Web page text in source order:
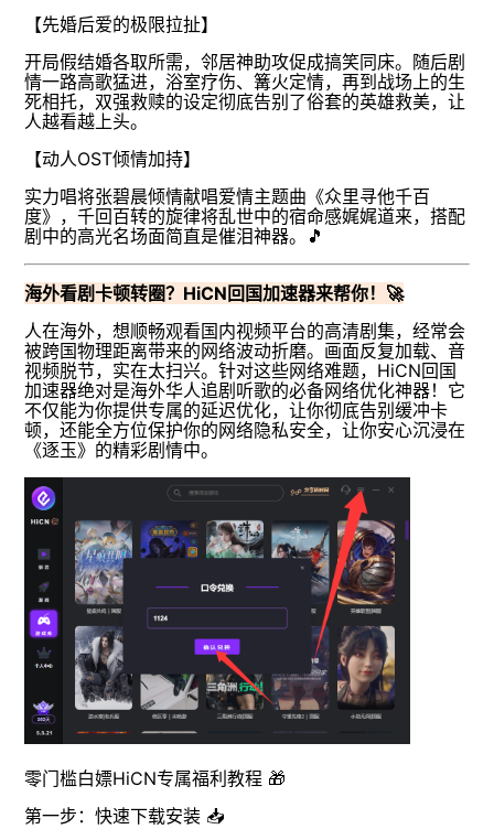
【先婚后爱的极限拉扯】
开局假结婚各取所需，邻居神助攻促成搞笑同床。随后剧
情一路高歌猛进，浴室疗伤、篝火定情，再到战场上的生
死相托，双强救赎的设定彻底告别了俗套的英雄救美，让
人越看越上头。
【动人OST倾情加持】
实力唱将张碧晨倾情献唱爱情主题曲《众里寻他千百
度》，千回百转的旋律将乱世中的宿命感娓娓道来，搭配
剧中的高光名场面简直是催泪神器。🎵
海外看剧卡顿转圈？HiCN回国加速器来帮你！🚀
人在海外，想顺畅观看国内视频平台的高清剧集，经常会
被跨国物理距离带来的网络波动折磨。画面反复加载、音
视频脱节，实在太扫兴。针对这些网络难题，HiCN回国
加速器绝对是海外华人追剧听歌的必备网络优化神器！它
不仅能为你提供专属的延迟优化，让你彻底告别缓冲卡
顿，还能全方位保护你的网络隐私安全，让你安心沉浸在
《逐玉》的精彩剧情中。
零门槛白嫖HiCN专属福利教程 🎁
第一步：快速下载安装 📥